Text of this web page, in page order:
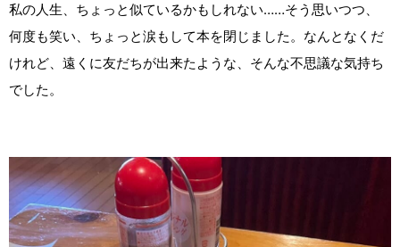
私の人生、ちょっと似ているかもしれない……そう思いつつ、
何度も笑い、ちょっと涙もして本を閉じました。なんとなくだ
けれど、遠くに友だちが出来たような、そんな不思議な気持ち
でした。